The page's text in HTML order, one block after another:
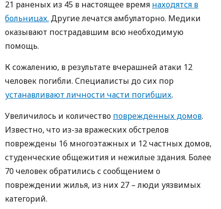
21 раненых из 45 в настоящее время находятся в
больницах. Другие лечатся амбулаторно. Медики
оказывают пострадавшим всю необходимую
помощь.
К сожалению, в результате вчерашней атаки 12
человек погибли. Специалисты до сих пор
устанавливают личности части погибших.
Увеличилось и количество поврежденных домов.
Известно, что из-за вражеских обстрелов
повреждены 16 многоэтажных и 12 частных домов,
студенческие общежития и нежилые здания. Более
70 человек обратились с сообщением о
повреждении жилья, из них 27 – люди уязвимых
категорий.